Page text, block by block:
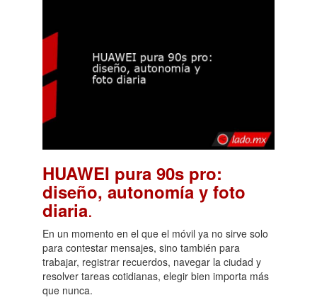
HUAWEI pura 90s pro:
diseño, autonomía y foto
diaria.
En un momento en el que el móvil ya no sirve solo
para contestar mensajes, sino también para
trabajar, registrar recuerdos, navegar la ciudad y
resolver tareas cotidianas, elegir bien importa más
que nunca.